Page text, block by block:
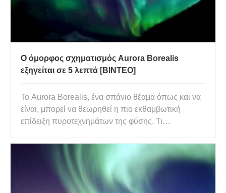
Ο όμορφος σχηματισμός Aurora Borealis
εξηγείται σε 5 λεπτά [ΒΙΝΤΕΟ]
Το Aurora Borealis, ένα σπάνιο θέαμα όπως και να
είναι, μπορεί να θεωρηθεί η πιο εκθαμβωτική
επίδειξη πυροτεχνημάτων της φύσης. Τι
προέρχεται, πώς σχηματίζεται, είναι ίσως μερικές
μόνο ερωτήσεις που μπορεί να έχετε θέσει στον
εαυτό σας αφού κοιτάξετε μερικές